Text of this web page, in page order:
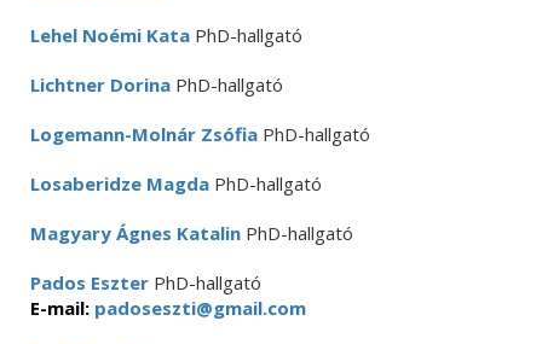
Lehel Noémi Kata PhD-hallgató
Lichtner Dorina PhD-hallgató
Logemann-Molnár Zsófia PhD-hallgató
Losaberidze Magda PhD-hallgató
Magyary Ágnes Katalin PhD-hallgató
Pados Eszter PhD-hallgató
E-mail: padoseszti@gmail.com